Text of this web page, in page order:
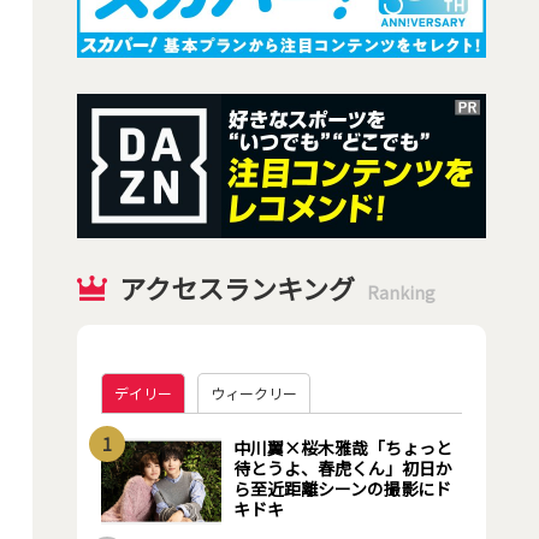
アクセスランキング Ranking
デイリー ウィークリー
1
中川翼×桜木雅哉「ちょっと
待とうよ、春虎くん」初日か
ら至近距離シーンの撮影にド
キドキ